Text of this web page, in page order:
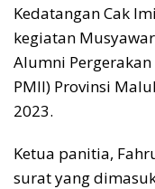
Kedatangan Cak
kegiatan
Alumni
PMII) Provinsi
2023.
Ketua panitia,
surat yang